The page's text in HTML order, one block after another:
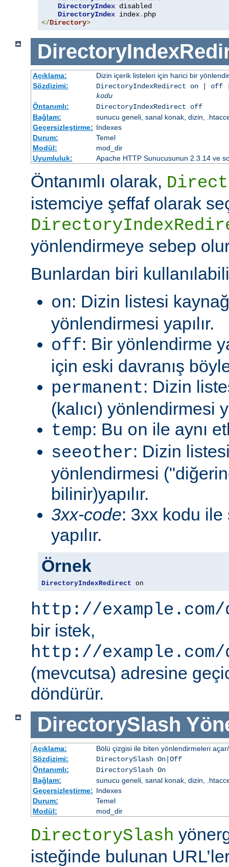
DirectoryIndex disabled
DirectoryIndex index.
</Directory>
Açıklama:
Dizin içerik listeleri için harici bir
Sözdizimi:
DirectoryIndexRedirect on |
kodu
Öntanımlı:
DirectoryIndexRedirect off
Bağlam:
sunucu geneli, sanal konak, dizin,
Geçersizleştirme: Indexes
Durum:
Temel
Modül:
mod_dir
Uyumluluk:
Apache HTTP Sunucusunun 2.3.14 ve
Öntanımlı olarak,
istemciye şeffaf olarak
yönlendirmeye sebep
Bunlardan biri
on: Dizin listesi
yönlendirmesi yapılır.
off: Bir yönlendirme
için eski davranış
permanent: Dizin
(kalıcı) yönlendirmesi
temp: Bu on ile aynı
seeother: Dizin
yönlendirmesi
bilinir)yapılır.
3xx-code: 3xx kodu
yapılır.
Örnek
DirectoryIndexRedirect on
http://example.com/
bir istek,
http://
(mevcutsa) adresine
döndürür.
DirectorySlash
Açıklama:
Bölü çizgisi ile biten yönlendirmeleri
Sözdizimi:
DirectorySlash On|Off
Öntanımlı:
DirectorySlash On
Bağlam:
sunucu geneli, sanal konak, dizin,
Geçersizleştirme: Indexes
Durum:
Temel
Modül:
mod_dir
DirectorySlash
isteğinde bulunan